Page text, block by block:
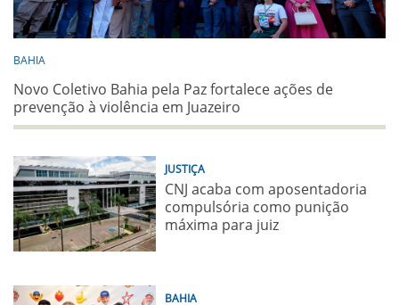
BAHIA
Novo Coletivo Bahia pela Paz fortalece ações de
prevenção à violência em Juazeiro
JUSTIÇA
CNJ acaba com aposentadoria
compulsória como punição
máxima para juiz
BAHIA